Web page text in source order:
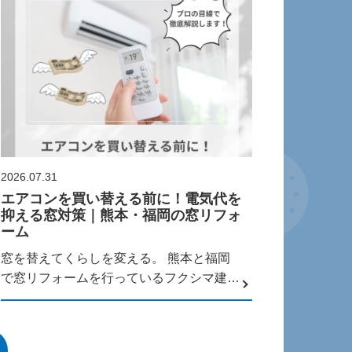
2026.07.31
エアコンを買い替える前に！電気代を
抑える窓対策｜熊本・福岡の窓リフォ
ーム
窓を替えてくらしを変える。 熊本と福岡
で窓リフォームを行っているフクシマ建材
の福...